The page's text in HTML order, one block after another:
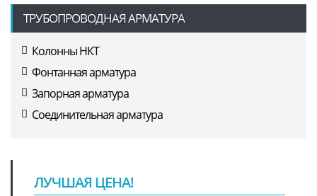
ТРУБОПРОВОДНАЯ АРМАТУРА
Колонны НКТ
Фонтанная арматура
Запорная арматура
Соединительная арматура
ЛУЧШАЯ ЦЕНА!